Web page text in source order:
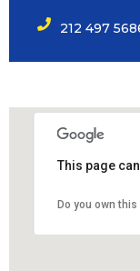
212 497
This page
Do you own this